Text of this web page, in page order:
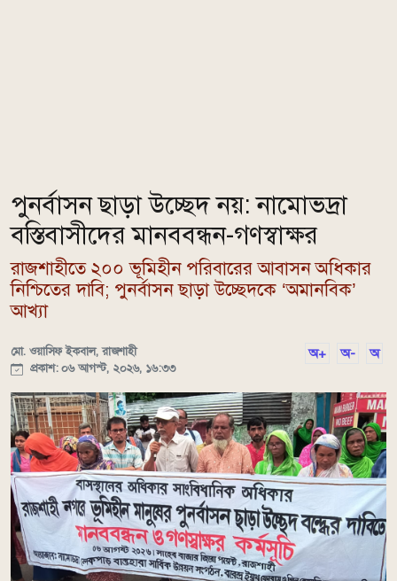
পুনর্বাসন ছাড়া উচ্ছেদ নয়: নামোভদ্রা
বস্তিবাসীদের মানববন্ধন-গণস্বাক্ষর
রাজশাহীতে ২০০ ভূমিহীন পরিবারের আবাসন অধিকার
নিশ্চিতের দাবি; পুনর্বাসন ছাড়া উচ্ছেদকে ‘অমানবিক’
আখ্যা
মো. ওয়াসিফ ইকবাল, রাজশাহী
প্রকাশ: ০৬ আগস্ট, ২০২৬, ১৬:৩৩
অ+ অ- অ